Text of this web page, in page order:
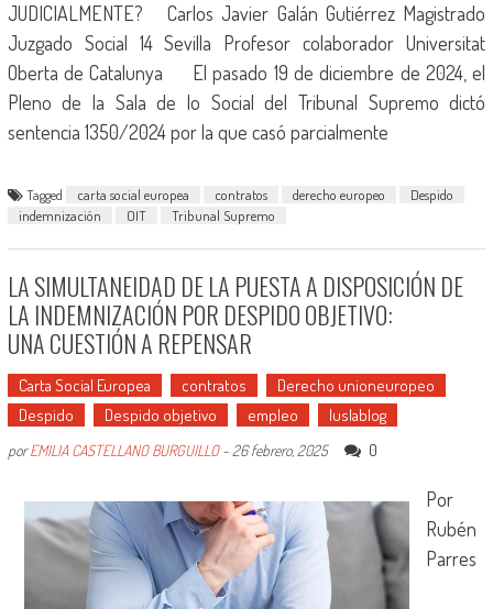
JUDICIALMENTE? Carlos Javier Galán Gutiérrez Magistrado
Juzgado Social 14 Sevilla Profesor colaborador Universitat
Oberta de Catalunya El pasado 19 de diciembre de 2024, el
Pleno de la Sala de lo Social del Tribunal Supremo dictó
sentencia 1350/2024 por la que casó parcialmente
Tagged carta social europea contratos derecho europeo
Despido
indemnización
OIT Tribunal Supremo
LA SIMULTANEIDAD DE LA PUESTA A DISPOSICIÓN DE
LA INDEMNIZACIÓN POR DESPIDO OBJETIVO:
UNA CUESTIÓN A REPENSAR
Carta Social Europea contratos
Derecho unioneuropeo
Despido
Despido objetivo empleo Iuslablog
porEMILIA CASTELLANO BURGUILLO- 26 febrero, 2025 0
Por
Rubén
Parres